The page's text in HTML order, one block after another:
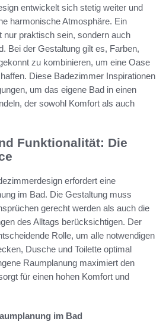
entwickelt sich stetig weiter und
harmonische Atmosphäre. Ein
nur praktisch sein, sondern auch
Bei der Gestaltung gilt es, Farben,
zu kombinieren, um eine Oase
Diese Badezimmer Inspirationen
um das eigene Bad in einen
der sowohl Komfort als auch
Funktionalität: Die
erfordert eine
im Bad. Die Gestaltung muss
gerecht werden als auch die
des Alltags berücksichtigen. Der
Rolle, um alle notwendigen
Dusche und Toilette optimal
Raumplanung maximiert den
für einen hohen Komfort und
im Bad